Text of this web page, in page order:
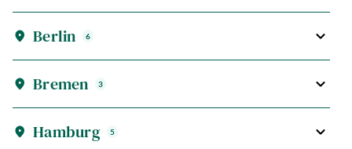
Berlin 6
Bremen 3
Hamburg 5